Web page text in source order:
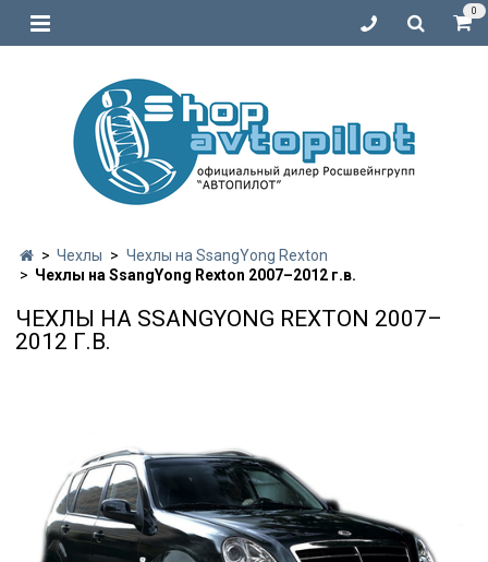
0
Чехлы
Чехлы на SsangYong Rexton
Чехлы на SsangYong Rexton 2007–2012 г.в.
ЧЕХЛЫ НА SSANGYONG REXTON 2007–
2012 Г.В.